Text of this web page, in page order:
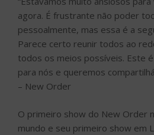
agora. É frustrante não poder
pessoalmente, mas essa é a
Parece certo reunir todos ao
todos os meios possíveis. Este
para nós e queremos
– New Order
O primeiro show do New Order
mundo e seu primeiro show em